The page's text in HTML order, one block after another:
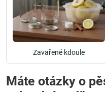
Zavařené kdoule
Máte otázky o